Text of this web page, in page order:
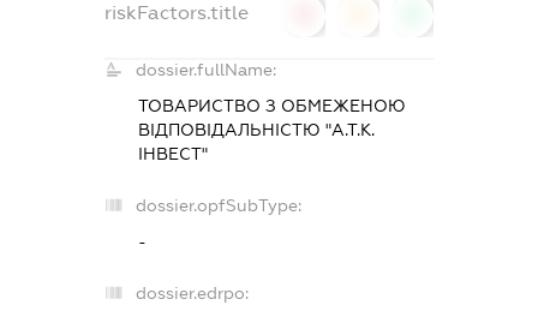
riskFactors.title
dossier.fullName:
ТОВАРИСТВО З ОБМЕЖЕНОЮ
ВІДПОВІДАЛЬНІСТЮ "А.Т.К.
ІНВЕСТ"
dossier.opfSubType:
-
dossier.edrpo: